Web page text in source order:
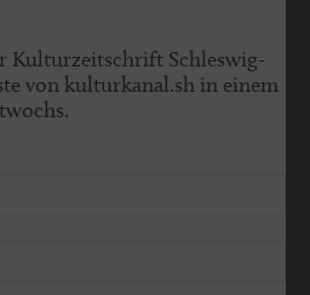
Kulturzeitschrift Schleswig-
von kulturkanal.sh in einem